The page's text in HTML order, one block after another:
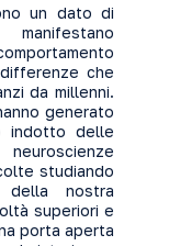
un dato di
che
da millenni.
generato
indotto delle
studiando
della nostra
superiori e
porta aperta